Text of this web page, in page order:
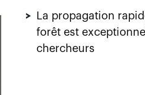
>
La propagation
forêt est
chercheurs